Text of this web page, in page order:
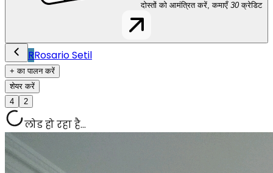
दोस्तों को आमंत्रित करें, कमाएँ 30 क्रेडिट
RRosario Setil
+ का पालन करें
शेयर करें
4
2
लोड हो रहा है...